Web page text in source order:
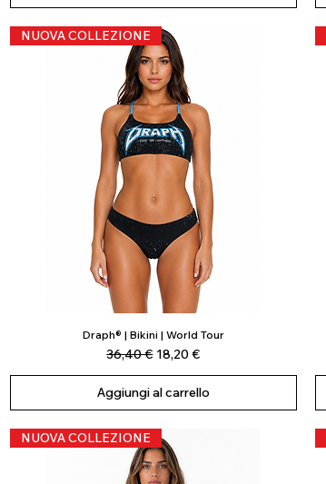
Vista rapida
NUOVA COLLEZIONE
Draph® | Bikini | World Tour
Prezzo regolare
36,40 € Prezzo scontato
18,20 €
Aggiungi al carrello
NUOVA COLLEZIONE